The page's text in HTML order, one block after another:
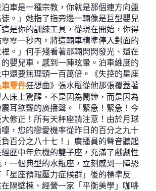
車是一種宗教，你就是那個連方向盤
。」她指了指旁邊一輛像是巨型嬰兒
是你的訓練工具，從現在開始，你得
零一秒內，將這輛車精準停入對面的
。」何手殘看著那輛閃閃發光、還在
嬰兒車，感到一陣眩暈。泊車維度的
還要無理頭一百萬倍。《失控的星座
零件狂想曲》張水瓶從他那張覆蓋著
床上驚醒，不是因為鬧鐘，而是因為
耳欲聾的廣播聲。「緊急！緊急！今
大修正！所有天秤座請注意！由於月球
，您的戀愛機率從昨日的百分之九十
百分之八十七！」廣播員的聲音聽起
歷中年危機的雙子座，充滿了戲劇性
一個典型的水瓶座，立刻感到一陣恐
星座預報壓力症候群」後的標準反
隔壁棟、經營一家「平衡美學」咖啡